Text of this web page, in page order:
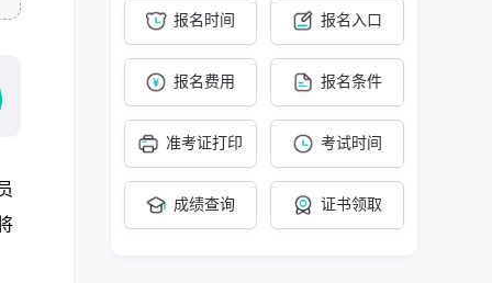
报名时间 报名入口
报名费用 报名条件
准考证打印 考试时间
成绩查询 证书领取